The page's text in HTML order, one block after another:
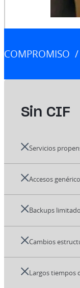
COMPROMISO /
Sin CIF
Servicios
Accesos
Backups
Cambios
Largos tiempos